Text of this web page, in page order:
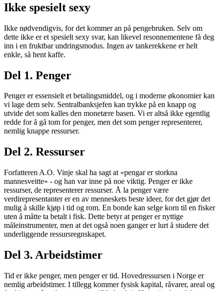
Ikke spesielt sexy
Ikke nødvendigvis, for det kommer an på pengebruken. Selv om
dette ikke er et spesielt sexy svar, kan likevel resonnementene få deg
inn i en fruktbar undringsmodus. Ingen av tankerekkene er helt
enkle, så hent kaffe.
Del 1. Penger
Penger er essensielt et betalingsmiddel, og i moderne økonomier kan
vi lage dem selv. Sentralbanksjefen kan trykke på en knapp og
utvide det som kalles den monetære basen. Vi er altså ikke egentlig
redde for å gå tom for penger, men det som penger representerer,
nemlig knappe ressurser.
Del 2. Ressurser
Forfatteren A.O. Vinje skal ha sagt at «pengar er storkna
mannesveitte» - og han var inne på noe viktig. Penger er ikke
ressurser, de representerer ressurser. Å la penger være
verdirepresentanter er en av menneskets beste ideer, for det gjør det
mulig å skille kjøp i tid og rom. En bonde kan selge korn til en fisker
uten å måtte ta betalt i fisk. Dette betyr at penger er nyttige
måleinstrumenter, men at det også noen ganger er lurt å studere det
underliggende ressursregnskapet.
Del 3. Arbeidstimer
Tid er ikke penger, men penger er tid. Hovedressursen i Norge er
nemlig arbeidstimer. I tillegg kommer fysisk kapital, råvarer, areal og